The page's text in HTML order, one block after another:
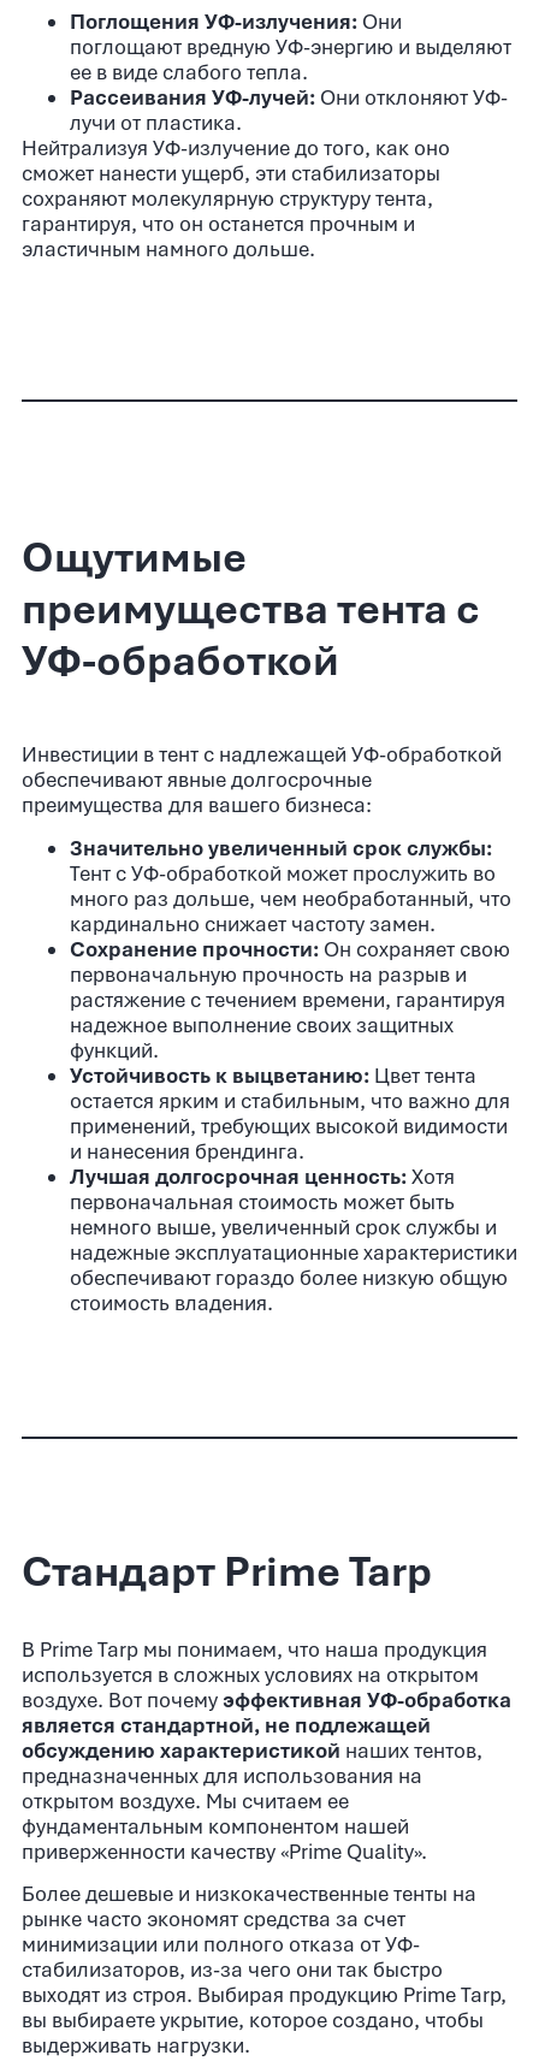
Поглощения УФ-излучения: Они
поглощают вредную УФ-энергию и выделяют
ее в виде слабого тепла.
Рассеивания УФ-лучей: Они отклоняют УФ-
лучи от пластика.
Нейтрализуя УФ-излучение до того, как оно
сможет нанести ущерб, эти стабилизаторы
сохраняют молекулярную структуру тента,
гарантируя, что он останется прочным и
эластичным намного дольше.
Ощутимые
преимущества тента с
УФ-обработкой
Инвестиции в тент с надлежащей УФ-обработкой
обеспечивают явные долгосрочные
преимущества для вашего бизнеса:
Значительно увеличенный срок службы:
Тент с УФ-обработкой может прослужить во
много раз дольше, чем необработанный, что
кардинально снижает частоту замен.
Сохранение прочности: Он сохраняет свою
первоначальную прочность на разрыв и
растяжение с течением времени, гарантируя
надежное выполнение своих защитных
функций.
Устойчивость к выцветанию: Цвет тента
остается ярким и стабильным, что важно для
применений, требующих высокой видимости
и нанесения брендинга.
Лучшая долгосрочная ценность:Хотя
первоначальная стоимость может быть
немного выше, увеличенный срок службы и
надежные эксплуатационные характеристики
обеспечивают гораздо более низкую общую
стоимость владения.
Стандарт Prime Tarp
В Prime Tarp мы понимаем, что наша продукция
используется в сложных условиях на открытом
воздухе. Вот почему эффективная УФ-обработка
является стандартной, не подлежащей
обсуждению характеристикой наших тентов,
предназначенных для использования на
открытом воздухе. Мы считаем ее
фундаментальным компонентом нашей
приверженности качеству «Prime Quality».
Более дешевые и низкокачественные тенты на
рынке часто экономят средства за счет
минимизации или полного отказа от УФ-
стабилизаторов, из-за чего они так быстро
выходят из строя. Выбирая продукцию Prime Tarp,
вы выбираете укрытие, которое создано, чтобы
выдерживать нагрузки.